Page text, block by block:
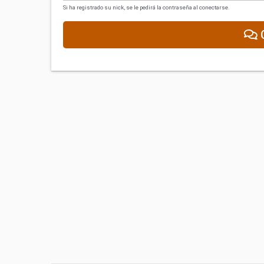
Si ha registrado su nick, se le pedirá la contraseña al conectarse.